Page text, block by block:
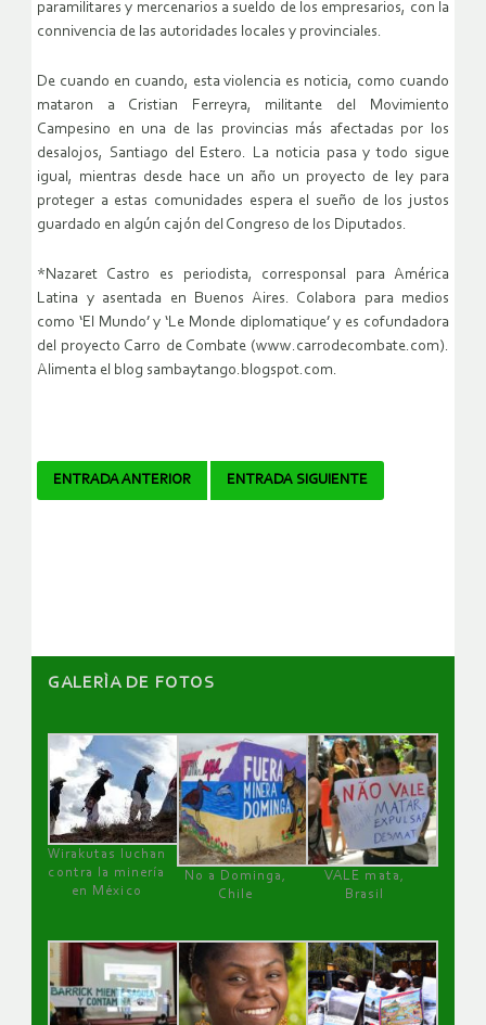
paramilitares y mercenarios a sueldo de los empresarios, con la
connivencia de las autoridades locales y provinciales.
De cuando en cuando, esta violencia es noticia, como cuando
mataron a Cristian Ferreyra, militante del Movimiento
Campesino en una de las provincias más afectadas por los
desalojos, Santiago del Estero. La noticia pasa y todo sigue
igual, mientras desde hace un año un proyecto de ley para
proteger a estas comunidades espera el sueño de los justos
guardado en algún cajón del Congreso de los Diputados.
*Nazaret Castro es periodista, corresponsal para América
Latina y asentada en Buenos Aires. Colabora para medios
como ‘El Mundo’ y ‘Le Monde diplomatique’ y es cofundadora
del proyecto Carro de Combate (www.carrodecombate.com).
Alimenta el blog sambaytango.blogspot.com.
Navegador
ENTRADA ANTERIOR ENTRADA SIGUIENTE
GALERÌA DE FOTOS
Wirakutas luchan
contra la minería
en México
No a Dominga,
Chile
VALE mata,
Brasil